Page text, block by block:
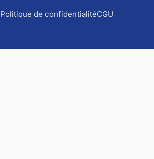
Politique de confidentialitéCGU